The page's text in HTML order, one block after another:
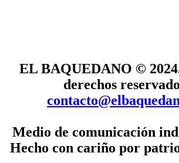
EL BAQUEDANO ©
derechos
Medio de comunicación
Hecho con cariño por